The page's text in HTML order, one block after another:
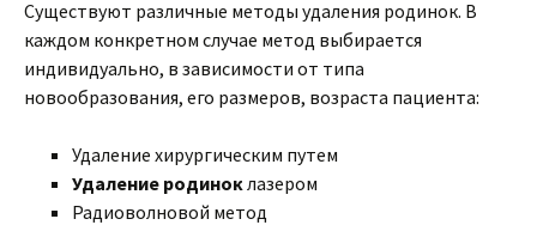
Существуют различные методы удаления родинок. В
каждом конкретном случае метод выбирается
индивидуально, в зависимости от типа
новообразования, его размеров, возраста пациента:
Удаление хирургическим путем
Удаление родиноклазером
Радиоволновой метод